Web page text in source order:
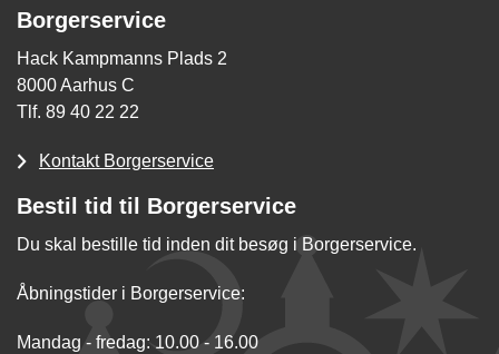
Borgerservice
Hack Kampmanns Plads 2
8000 Aarhus C
Tlf. 89 40 22 22
Kontakt Borgerservice
Bestil tid til Borgerservice
Du skal bestille tid inden dit besøg i Borgerservice.
Åbningstider i Borgerservice:
Mandag - fredag: 10.00 - 16.00